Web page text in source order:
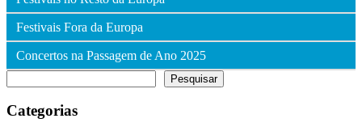
Festivais Fora da Europa
Concertos na Passagem de Ano 2025
Pesquisar
Categorias